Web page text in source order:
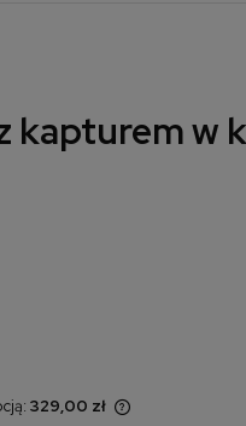
kapturem w
329,00 zł